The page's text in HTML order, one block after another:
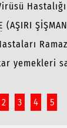
Hastalığı
(AŞIRI
yemekleri
2 3 4 5